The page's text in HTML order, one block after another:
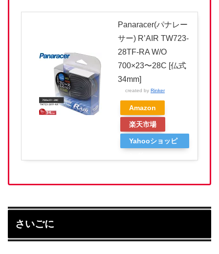
Panaracer(パナレー
サー) R’AIR TW723-
28TF-RA W/O
700×23〜28C [仏式
34mm]
created by Rinker
Amazon
楽天市場
Yahooショッピ
さいごに